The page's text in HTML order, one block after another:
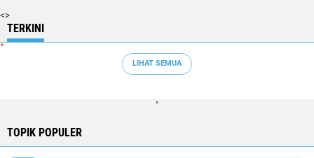
<>
TERKINI
LIHAT SEMUA
"
TOPIK POPULER